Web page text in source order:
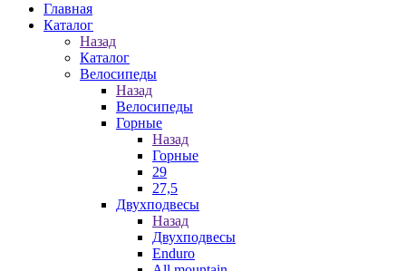
Главная
Каталог
Назад
Каталог
Велосипеды
Назад
Велосипеды
Горные
Назад
Горные
29
27,5
Двухподвесы
Назад
Двухподвесы
Enduro